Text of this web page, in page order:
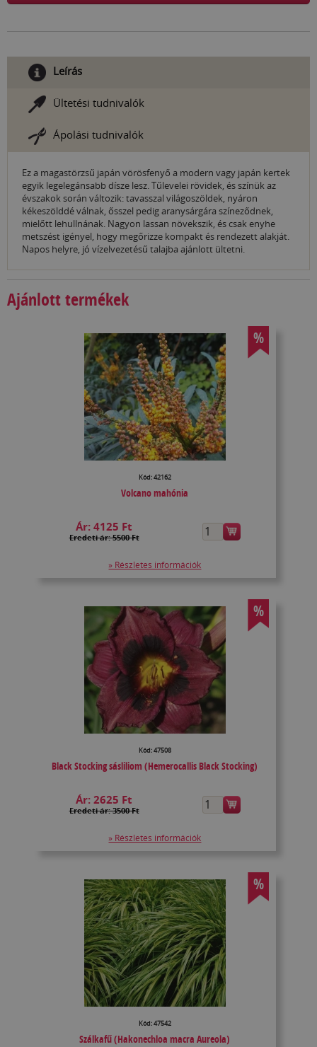
Leírás
Ültetési tudnivalók
Ápolási tudnivalók
Ez a magastörzsű japán vörösfenyő a modern vagy japán kertek
egyik legelegánsabb dísze lesz. Tűlevelei rövidek, és színük az
évszakok során változik: tavasszal világoszöldek, nyáron
kékeszölddé válnak, ősszel pedig aranysárgára színeződnek,
mielőtt lehullnának. Nagyon lassan növekszik, és csak enyhe
metszést igényel, hogy megőrizze kompakt és rendezett alakját.
Napos helyre, jó vízelvezetésű talajba ajánlott ültetni.
Ajánlott termékek
%
Kód: 42162
Volcano mahónia
Ár:4125 Ft
Eredeti ár: 5500 Ft
» Részletes információk
%
Kód: 47508
Black Stocking sásliliom (Hemerocallis Black Stocking)
Ár:2625 Ft
Eredeti ár: 3500 Ft
» Részletes információk
%
Kód: 47542
Szálkafű (Hakonechloa macra Aureola)